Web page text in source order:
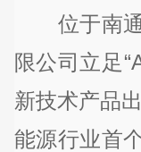
位于南通
限公司立足
新技术产品
能源行业首